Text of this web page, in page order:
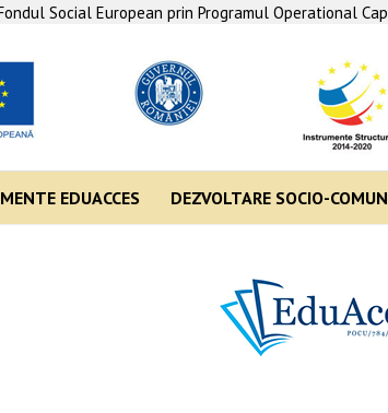
Social European prin Programul Operational
EDUACCES DEZVOLTARE SOCIO-